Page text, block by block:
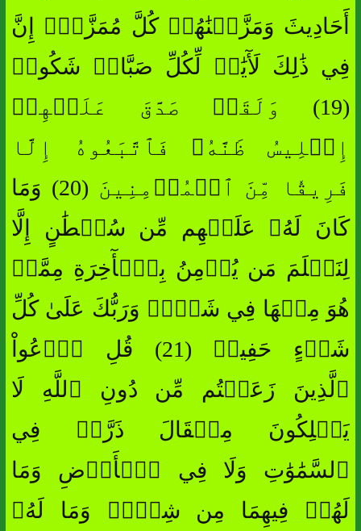
أَحَادِيثَ وَمَزَّقۡنَٰهُمۡ كُلَّ مُمَزَّقٍۚ إِنَّ
فِي ذَٰلِكَ لَأٓيَٰتٖ لِّكُلِّ صَبَّارٖ شَكُورٖ
(19) وَلَقَدۡ صَدَّقَ عَلَيۡهِمۡ
إِبۡلِيسُ ظَنَّهُۥ فَٱتَّبَعُوهُ إِلَّا
فَرِيقٗا مِّنَ ٱلۡمُؤۡمِنِينَ (20) وَمَا
كَانَ لَهُۥ عَلَيۡهِم مِّن سُلۡطَٰنٍ إِلَّا
لِنَعۡلَمَ مَن يُؤۡمِنُ بِٱلۡأٓخِرَةِ مِمَّنۡ
هُوَ مِنۡهَا فِي شَكّٖۗ وَرَبُّكَ عَلَىٰ كُلِّ
شَيۡءٍ حَفِيظٞ (21) قُلِ ٱدۡعُواْ
ٱلَّذِينَ زَعَمۡتُم مِّن دُونِ ٱللَّهِ لَا
يَمۡلِكُونَ مِثۡقَالَ ذَرَّةٖ فِي
ٱلسَّمَٰوَٰتِ وَلَا فِي ٱلۡأَرۡضِ وَمَا
لَهُمۡ فِيهِمَا مِن شِرۡكٖ وَمَا لَهُۥ